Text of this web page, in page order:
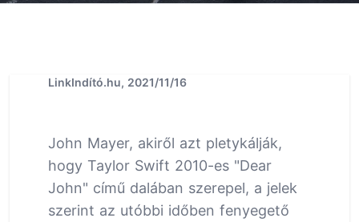
LinkIndító.hu, 2021/11/16
John Mayer, akiről azt pletykálják,
hogy Taylor Swift 2010-es "Dear
John" című dalában szerepel, a jelek
szerint az utóbbi időben fenyegető